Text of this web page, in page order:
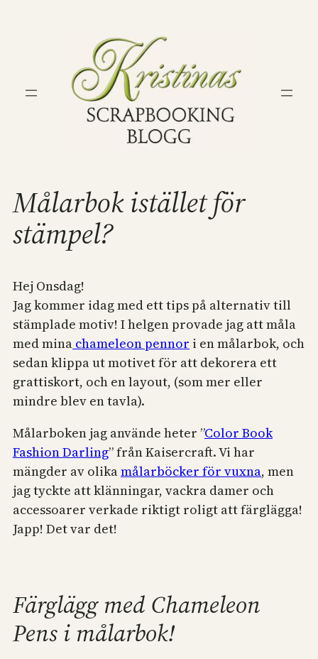
Målarbok istället för
stämpel?
Hej Onsdag!
Jag kommer idag med ett tips på alternativ till
stämplade motiv! I helgen provade jag att måla
med mina chameleon pennor i en målarbok, och
sedan klippa ut motivet för att dekorera ett
grattiskort, och en layout, (som mer eller
mindre blev en tavla).
Målarboken jag använde heter ”Color Book
Fashion Darling” från Kaisercraft. Vi har
mängder av olikamålarböcker för vuxna, men
jag tyckte att klänningar, vackra damer och
accessoarer verkade riktigt roligt att färglägga!
Japp! Det var det!
Färglägg med Chameleon
Pens i målarbok!